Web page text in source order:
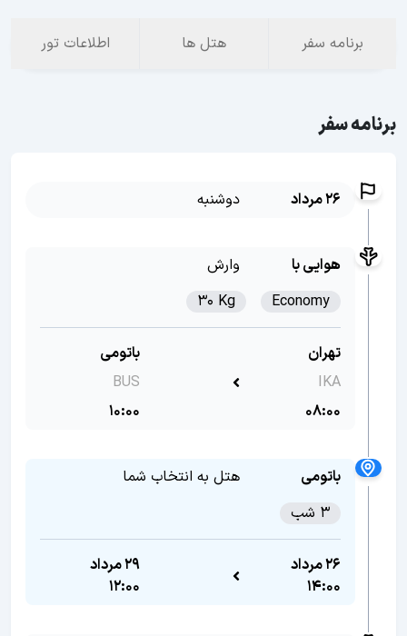
برنامه سفر هتل ها اطلاعات تور
برنامه سفر
26 مرداد دوشنبه
هوایی با
وارش
Economy
30 Kg
تهران
IKA
08:00
باتومی
BUS
10:00
باتومی
هتل به انتخاب شما
3 شب
26 مرداد
14:00
29 مرداد
12:00